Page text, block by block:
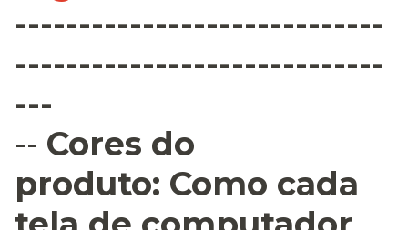
-----------------------------
-----------------------------
---
-- Cores do
produto: Como cada